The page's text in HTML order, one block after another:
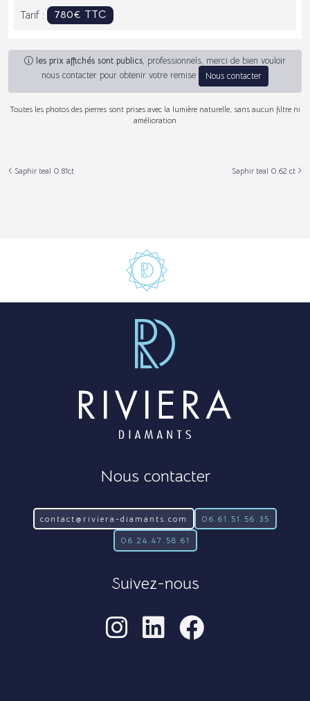
Tarif : 780€ TTC
les prix affichés sont publics, professionnels, merci de bien vouloir
nous contacter pour obtenir votre remise
Nous contacter
Toutes les photos des pierres sont prises avec la lumière naturelle, sans aucun filtre ni
amélioration
Saphir teal 0.81ct Saphir teal 0.62 ct
Nous contacter
contact@riviera-diamants.com 06.61.51.56.35
06.24.47.58.61
Suivez-nous